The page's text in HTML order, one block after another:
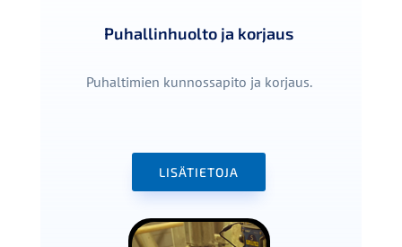
Puhallinhuolto ja korjaus
Puhaltimien kunnossapito ja korjaus.
LISÄTIETOJA